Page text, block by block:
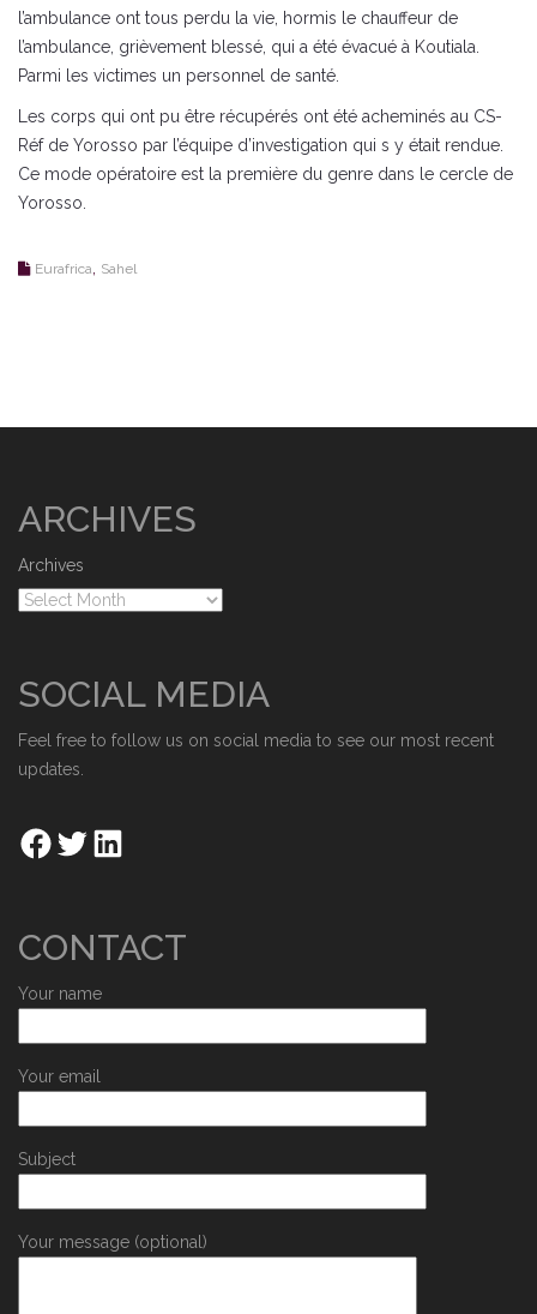
l’ambulance ont tous perdu la vie, hormis le chauffeur de
l’ambulance, grièvement blessé, qui a été évacué à Koutiala.
Parmi les victimes un personnel de santé.
Les corps qui ont pu être récupérés ont été acheminés au CS-
Réf de Yorosso par l’équipe d’investigation qui s y était rendue.
Ce mode opératoire est la première du genre dans le cercle de
Yorosso.
Eurafrica Sahel
ARCHIVES
Archives
SOCIAL MEDIA
Feel free to follow us on social media to see our most recent
updates.
CONTACT
Your name
Your email
Subject
Your message (optional)